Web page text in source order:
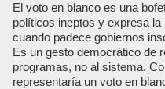
El voto en blanco es una
políticos ineptos y expresa
cuando padece gobiernos
Es un gesto democrático de
programas, no al sistema.
representaría un voto en